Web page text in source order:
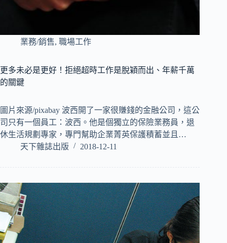
業務/銷售, 職場工作
更多未必是更好！拒絕超時工作是脫穎而出、年薪千萬
的關鍵
圖片來源/pixabay 波西開了一家很賺錢的金融公司，這公
司只有一個員工：波西。他是個獨立的保險業務員，退
休生活規劃專家，專門幫助企業菁英保護積蓄並且…
天下雜誌出版
2018-12-11